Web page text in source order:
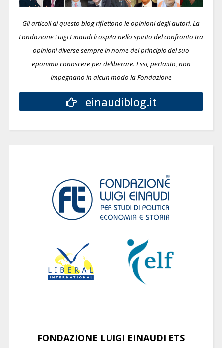
Gli articoli di questo blog riflettono le opinioni degli autori. La
Fondazione Luigi Einaudi li ospita nello spirito del confronto tra
opinioni diverse sempre in nome del principio del suo
eponimo conoscere per deliberare. Essi, pertanto, non
impegnano in alcun modo la Fondazione
einaudiblog.it
FONDAZIONE LUIGI EINAUDI ETS